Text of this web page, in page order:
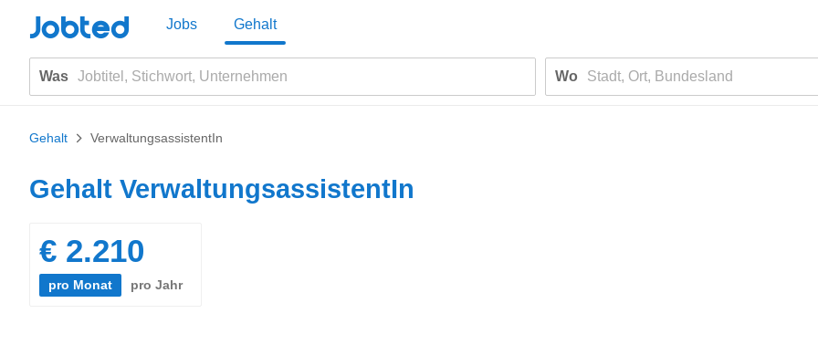
Jobted Jobs Gehalt
Was Wo
Gehalt > VerwaltungsassistentIn
Gehalt VerwaltungsassistentIn
€ 2.210
pro Monat pro Jahr